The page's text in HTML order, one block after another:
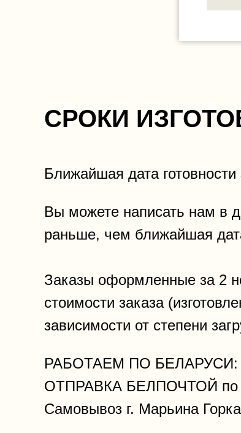
СРОКИ
Вы можете написать нам в
раньше, чем ближайшая
Заказы оформленные за 2
стоимости заказа
зависимости от степени
Ближайшая дата
РАБОТАЕМ ПО БЕЛАРУСИ:
ОТПРАВКА БЕЛПОЧТОЙ по
Самовывоз г. Марьина